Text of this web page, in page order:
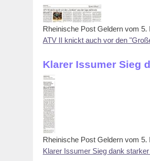
Rheinische Post Geldern vom 5.
ATV II knickt auch vor den
Klarer Issumer Sieg
Rheinische Post Geldern vom 5.
Klarer Issumer Sieg dank